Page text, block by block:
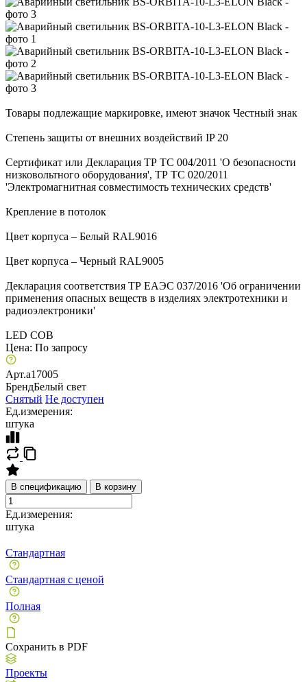
Товары подлежащие маркировке, имеют значок Честный знак
Степень защиты от внешних воздействий IP 20
Сертификат или Декларация ТР ТС 004/2011 'О безопасности
низковольтного оборудования', ТР ТС 020/2011
'Электромагнитная совместимость технических средств'
Крепление в потолок
Цвет корпуса – Белый RAL9016
Цвет корпуса – Черный RAL9005
Декларация соответствия ТР ЕАЭС 037/2016 'Об ограничении
применения опасных веществ в изделиях электротехники и
радиоэлектроники'
LED COB
Цена: По запросу
Арт.a17005
БрендБелый свет
Снятый Не доступен
Ед.измерения:
штука
В спецификацию В корзину
Ед.измерения:
штука
Стандартная
Стандартная с ценой
Полная
Сохранить в PDF
Проекты